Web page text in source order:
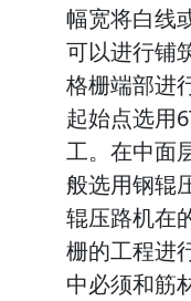
幅宽将白线
可以进行铺
格栅端部进
起始点选用
工。在中面
般选用钢辊
辊压路机在
栅的工程进
中必须和筋